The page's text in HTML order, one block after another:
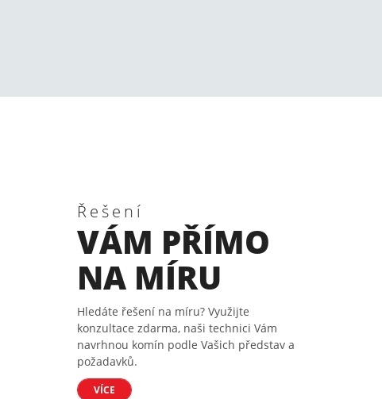
Řešení
VÁM PŘÍMO
NA MÍRU
Hledáte řešení na míru? Využijte
konzultace zdarma, naši technici Vám
navrhnou komín podle Vašich představ a
požadavků.
VÍCE